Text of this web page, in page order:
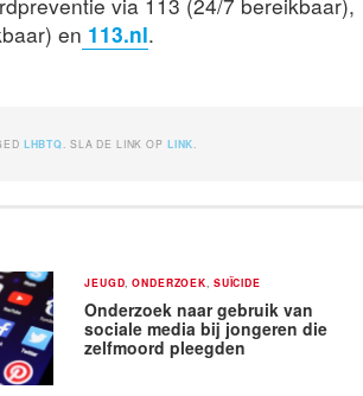
en 113.nl.
LHBTQ . SLA DE LINK OP LINK
JEUGD ,ONDERZOEK SUÏCIDE
Onderzoek naar gebruik van
sociale media bij jongeren die
zelfmoord pleegden